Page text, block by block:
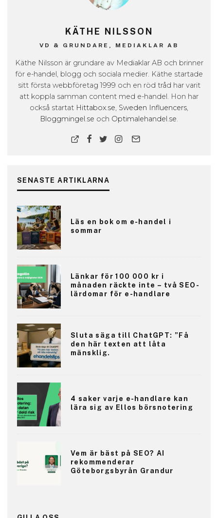
KÄTHE NILSSON
VD & GRUNDARE, MEDIAKLAR AB
Käthe Nilsson är grundare av Mediaklar AB och brinner
för e-handel, blogg och sociala medier. Käthe startade
sitt första webbföretag 1999 och en röd tråd har varit
att koppla samman content med e-handel. Hon har
också startat Hittabox.se, Sweden Influencers,
Bloggmingel.se och Optimalehandel.se.
SENASTE ARTIKLARNA
Läs en bok om e-handel i
sommar
Länkar för 100 000 kr i
månaden räckte inte – två SEO-
lärdomar för e-handlare
Sluta säga till ChatGPT: ”Få
den här texten att låta
mänsklig.
4 saker varje e-handlare kan
lära sig av Ellos börsnotering
Vem är bäst på SEO? AI
rekommenderar
Göteborgsbyrån Grandur